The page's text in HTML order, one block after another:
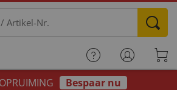
Bespaar nu